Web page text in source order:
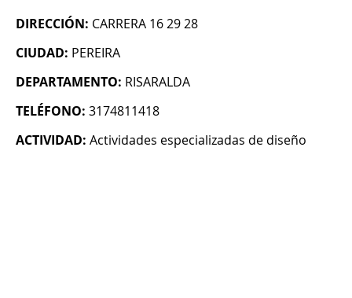
DIRECCIÓN: CARRERA 16 29 28
CIUDAD: PEREIRA
DEPARTAMENTO: RISARALDA
TELÉFONO: 3174811418
ACTIVIDAD: Actividades especializadas de diseño